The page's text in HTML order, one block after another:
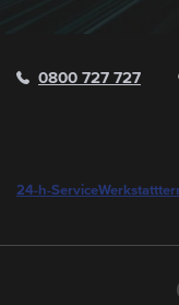
0800 727 727
24-h-Service